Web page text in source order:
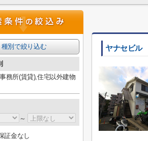
ヤナセビル
種別で絞り込む
務所(賃貸),住宅以外建物
～
証金なし